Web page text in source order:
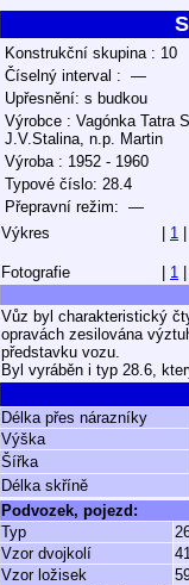
Konstrukční skupina : 10
Číselný interval : —
Upřesnění: s budkou
Výrobce : Vagónka Tatra
J.V.Stalina, n.p. Martin
Výroba : 1952 - 1960
Typové číslo: 28.4
Přepravní režim: —
Výkres
1
Fotografie
1
Vůz byl charakteristický
opravách zesilována
představku vozu.
Byl vyráběn i typ 28.6,
Délka přes nárazníky
Výška
Šířka
Délka skříně
Podvozek, pojezd:
Typ
Vzor dvojkolí
Vzor ložisek